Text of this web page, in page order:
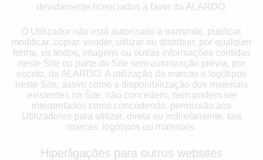
devidamente licenciados a favor da ALARDO.
O Utilizador não está autorizado a transmitir, publicar,
modificar, copiar, vender, utilizar ou distribuir, por qualquer
forma, os textos, imagens ou outras informações contidas
neste Site ou parte do Site sem autorização prévia, por
escrito, da ALARDO. A utilização de marcas e logótipos
neste Site, assim como a disponibilização dos materiais
existentes no Site, não concedem, nem podem ser
interpretados como concedendo, permissão aos
Utilizadores para utilizar, direta ou indiretamente, tais
marcas, logótipos ou materiais.
Hiperligações para outros websites